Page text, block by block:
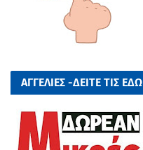
ΑΓΓΕΛΙΕΣ -ΔΕΙΤΕ ΤΙΣ ΕΔΩ